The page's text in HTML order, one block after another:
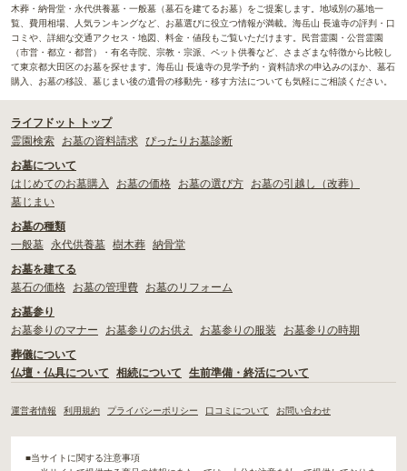
木葬・納骨堂・永代供養墓・一般墓（墓石を建てるお墓）をご提案します。地域別の墓地一
覧、費用相場、人気ランキングなど、お墓選びに役立つ情報が満載。海岳山 長遠寺の評判・口
コミや、詳細な交通アクセス・地図、料金・値段もご覧いただけます。民営霊園・公営霊園
（市営・都立・都営）・有名寺院、宗教・宗派、ペット供養など、さまざまな特徴から比較し
て東京都大田区のお墓を探せます。海岳山 長遠寺の見学予約・資料請求の申込みのほか、墓石
購入、お墓の移設、墓じまい後の遺骨の移動先・移す方法についても気軽にご相談ください。
ライフドット トップ
霊園検索
お墓の資料請求 ぴったりお墓診断
お墓について
はじめてのお墓購入
お墓の価格 お墓の選び方
お墓の引越し（改葬）
墓じまい
お墓の種類
一般墓
永代供養墓 樹木葬 納骨堂
お墓を建てる
墓石の価格
お墓の管理費
お墓のリフォーム
お墓参り
お墓参りのマナー
お墓参りのお供え お墓参りの服装
お墓参りの時期
葬儀について
仏壇・仏具について
相続について 生前準備・終活について
運営者情報 利用規約 プライバシーポリシー 口コミについて お問い合わせ
■当サイトに関する注意事項